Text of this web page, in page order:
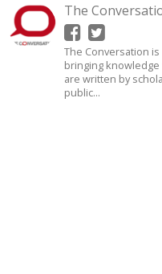
The
The Conversation
bringing
are written by
public...